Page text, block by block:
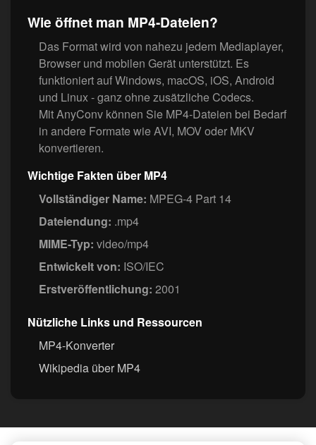
Wie öffnet man MP4-Dateien?
Das Format wird von nahezu jedem Mediaplayer,
Browser und mobilen Gerät unterstützt. Es
funktioniert auf Windows, macOS, iOS, Android
und Linux - ganz ohne zusätzliche Codecs.
Mit AnyConv können Sie MP4-Dateien bei Bedarf
in andere Formate wie AVI, MOV oder MKV
konvertieren.
Wichtige Fakten über MP4
Vollständiger Name: MPEG-4 Part 14
Dateiendung: .mp4
MIME-Typ: video/mp4
Entwickelt von: ISO/IEC
Erstveröffentlichung: 2001
Nützliche Links und Ressourcen
MP4-Konverter
Wikipedia über MP4